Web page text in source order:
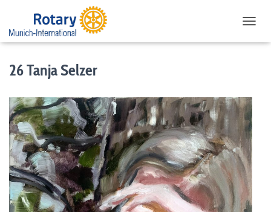
26 Tanja Selzer